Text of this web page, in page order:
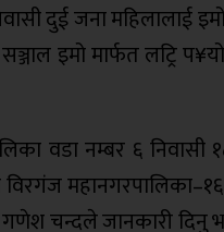
दुई जना महिलालाई
इमो मार्फत लट्रि
वडा नम्बर ६
गणेश चन्दले जानकारी